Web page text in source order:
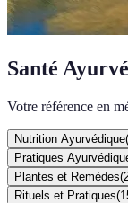
Santé
Votre référence en
Nutrition Ayurvédique(
Pratiques
Plantes et Remèdes(
Rituels et Pratiques(